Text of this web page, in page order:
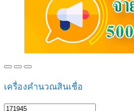
เครื่องคำนวณสินเชื่อ